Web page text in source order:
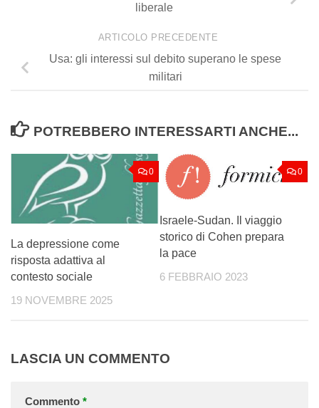
liberale
ARTICOLO PRECEDENTE
Usa: gli interessi sul debito superano le spese
militari
POTREBBERO INTERESSARTI ANCHE...
0
La depressione come
risposta adattiva al
contesto sociale
19 NOVEMBRE 2025
0
Israele-Sudan. Il viaggio
storico di Cohen prepara
la pace
6 FEBBRAIO 2023
LASCIA UN COMMENTO
Commento *